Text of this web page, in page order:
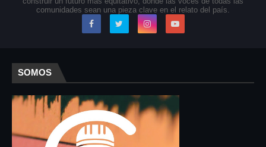
comunidades sean una pieza clave en el relato del país.
SOMOS